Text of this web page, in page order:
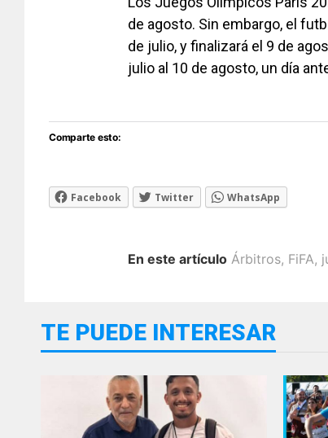
de agosto. Sin embargo, el
de julio, y finalizará el 9 de
julio al 10 de agosto, un día
Comparte esto:
Facebook Twitter WhatsApp
En este artículo Árbitros, FiFA,
TE PUEDE INTERESAR